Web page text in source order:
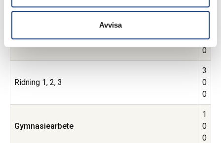
Avvisa
0
Hästkunskap 3
0
0
Ridning 1, 2, 3
3
0
0
Gymnasiearbete
1
0
0